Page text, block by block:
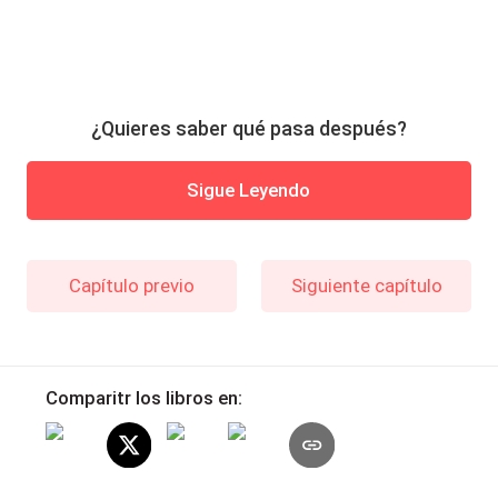
¿Quieres saber qué pasa después?
Sigue Leyendo
Capítulo previo Siguiente capítulo
Comparitr los libros en: